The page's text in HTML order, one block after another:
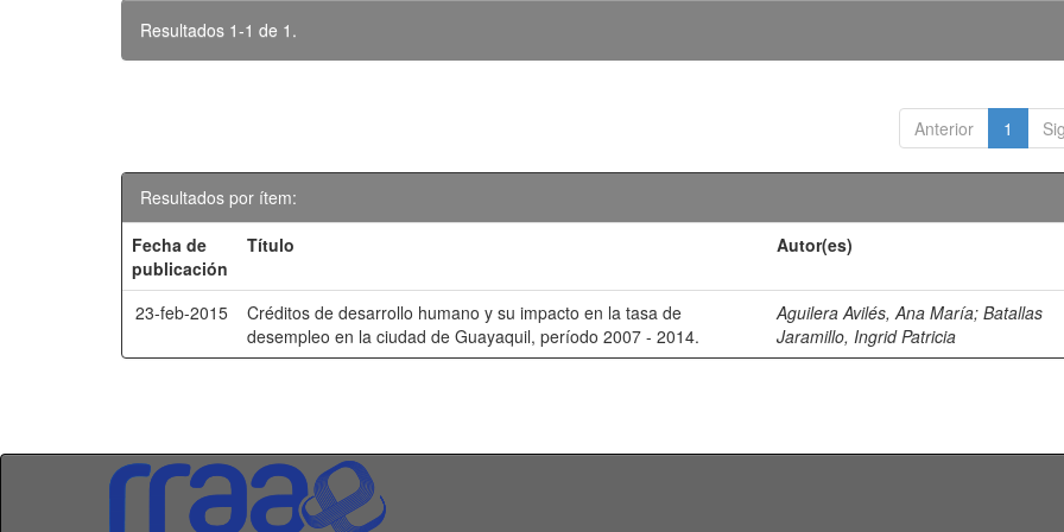
Resultados 1-1 de 1.
Anterior 1
Resultados por ítem:
Fecha de
publicación
Título Autor(es)
23-feb-2015
Créditos de desarrollo humano y su impacto en la tasa de
desempleo en la ciudad de Guayaquil, período 2007 - 2014.
Aguilera Avilés, Ana María;Batallas
Jaramillo, Ingrid Patricia